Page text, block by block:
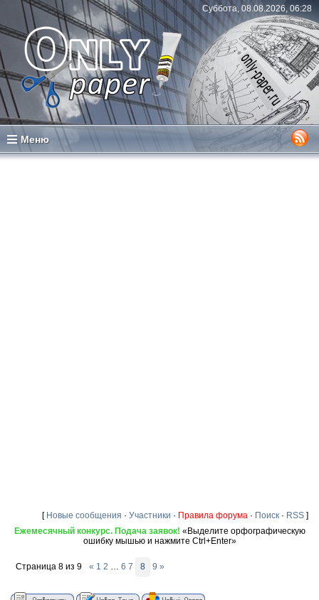
Суббота, 08.08.2026, 06:28
Меню
[ Новые сообщения · Участники · Правила форума · Поиск · RSS ]
Ежемесячный конкурс. Подача заявок! «Выделите орфографическую
ошибку мышью и нажмите Ctrl+Enter»
Страница 8 из 9 « 1 2 … 6 7 8 9 »